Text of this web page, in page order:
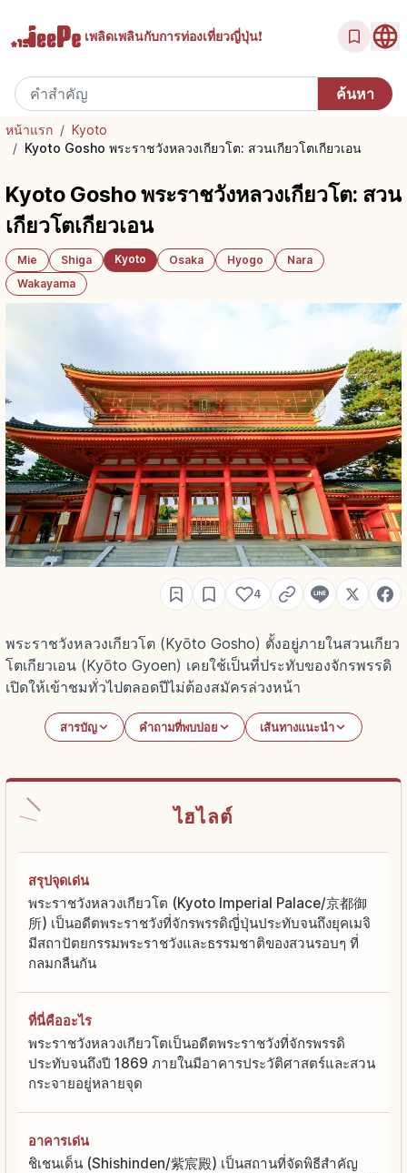
เพลิดเพลินกับการท่องเที่ยวญี่ปุ่น!
หน้าแรก / Kyoto
/ Kyoto Gosho พระราชวังหลวงเกียวโต: สวนเกียวโตเกียวเอน
Kyoto Gosho พระราชวังหลวงเกียวโต: สวน
เกียวโตเกียวเอน
Mie Shiga Kyoto Osaka Hyogo
Nara
Wakayama
4
พระราชวังหลวงเกียวโต (Kyōto Gosho) ตั้งอยู่ภายในสวนเกียว
โตเกียวเอน (Kyōto Gyoen) เคยใช้เป็นที่ประทับของจักรพรรดิ
เปิดให้เข้าชมทั่วไปตลอดปีไม่ต้องสมัครล่วงหน้า
สารบัญ คำถามที่พบบ่อย เส้นทางแนะนำ
ไฮไลต์
สรุปจุดเด่น
พระราชวังหลวงเกียวโต (Kyoto Imperial Palace/京都御
所) เป็นอดีตพระราชวังที่จักรพรรดิญี่ปุ่นประทับจนถึงยุคเมจิ
มีสถาปัตยกรรมพระราชวังและธรรมชาติของสวนรอบๆ ที่
กลมกลืนกัน
ที่นี่คืออะไร
พระราชวังหลวงเกียวโตเป็นอดีตพระราชวังที่จักรพรรดิ
ประทับจนถึงปี 1869 ภายในมีอาคารประวัติศาสตร์และสวน
กระจายอยู่หลายจุด
อาคารเด่น
ชิเชนเด็น (Shishinden/紫宸殿) เป็นสถานที่จัดพิธีสำคัญ